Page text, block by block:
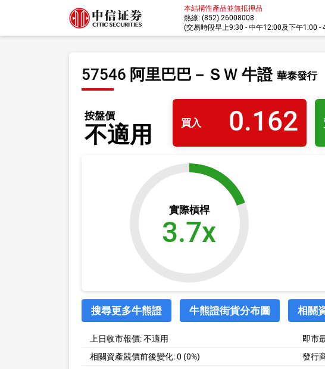
本結構性產品並無抵押品
熱線: (852) 26008008
(交易時段早上9:30 - 中午12:00及下午1:00 -
57546 阿里巴巴－ＳＷ 牛證 華泰發行
按盤價
不適用 買入 0.162
實際槓桿
3.7x
搜尋更多牛熊證 牛熊證街貨分布圖 相關
上日收市報價:不適用 即市
相關資產競價前後變化:0 (0%) 發行